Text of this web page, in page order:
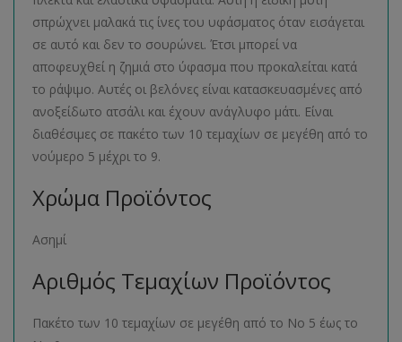
σπρώχνει μαλακά τις ίνες του υφάσματος όταν εισάγεται
σε αυτό και δεν το σουρώνει. Έτσι μπορεί να
αποφευχθεί η ζημιά στο ύφασμα που προκαλείται κατά
το ράψιμο. Αυτές οι βελόνες είναι κατασκευασμένες από
ανοξείδωτο ατσάλι και έχουν ανάγλυφο μάτι. Είναι
διαθέσιμες σε πακέτο των 10 τεμαχίων σε μεγέθη από το
νούμερο 5 μέχρι το 9.
Χρώμα Προϊόντος
Ασημί
Αριθμός Τεμαχίων Προϊόντος
Πακέτο των 10 τεμαχίων σε μεγέθη από το Νο 5 έως το